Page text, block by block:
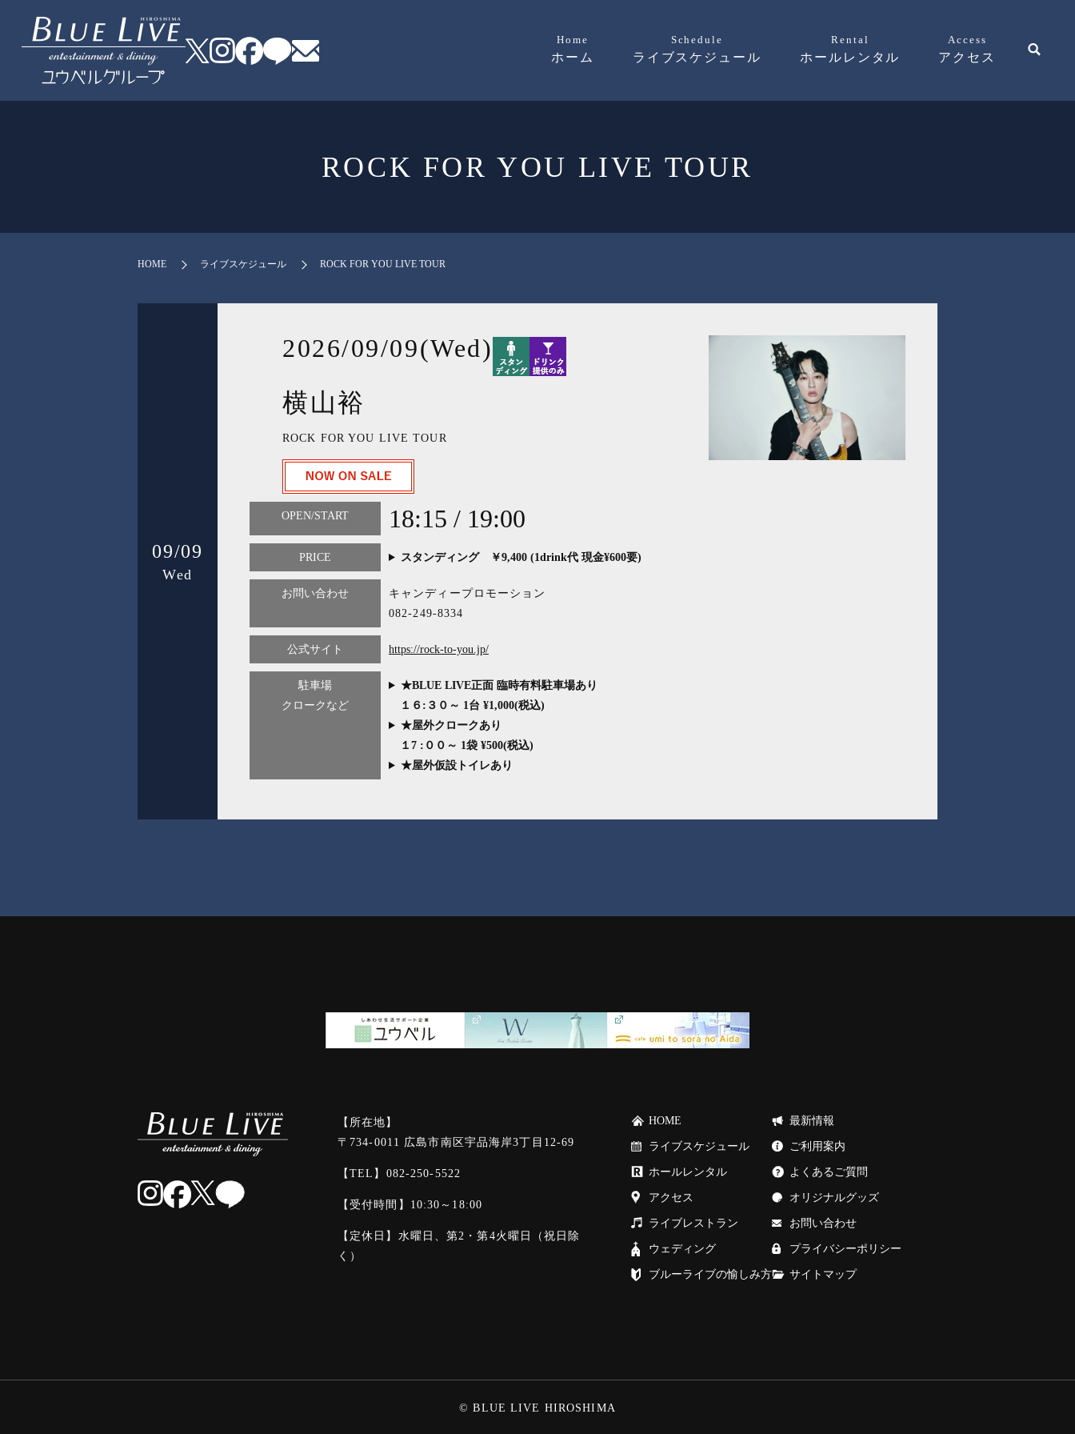
Home
ホーム
Schedule
ライブスケジュール
Rental
ホールレンタル
Access
アクセス
ROCK FOR YOU LIVE TOUR
HOME ライブスケジュール ROCK FOR YOU LIVE TOUR
09/09
Wed
2026/09/09(Wed)
横山裕
ROCK FOR YOU LIVE TOUR
OPEN/START 18:15 / 19:00
PRICE スタンディング ￥9,400 (1drink代 現金¥600要)
お問い合わせ
キャンディープロモーション
082-249-8334
公式サイト https://rock-to-you.jp/
駐車場
クロークなど
★BLUE LIVE正面 臨時有料駐車場あり
１６:３０～ 1台 ¥1,000(税込)
★屋外クロークあり
１7 :００～ 1袋 ¥500(税込)
★屋外仮設トイレあり
【所在地】
〒734-0011 広島市南区宇品海岸3丁目12-69
【TEL】 082-250-5522
【受付時間】10:30～18:00
【定休日】水曜日、第2・第4火曜日（祝日除
く）
HOME
ライブスケジュール
ホールレンタル
アクセス
ライブレストラン
ウェディング
ブルーライブの愉しみ方
最新情報
ご利用案内
よくあるご質問
オリジナルグッズ
お問い合わせ
プライバシーポリシー
サイトマップ
© BLUE LIVE HIROSHIMA